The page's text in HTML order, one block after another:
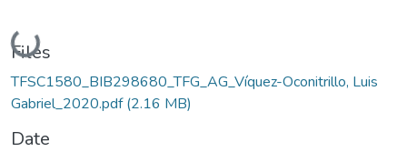
Loading...
Files
TFSC1580_BIB298680_TFG_AG_Víquez-Oconitrillo, Luis
Gabriel_2020.pdf(2.16 MB)
Date